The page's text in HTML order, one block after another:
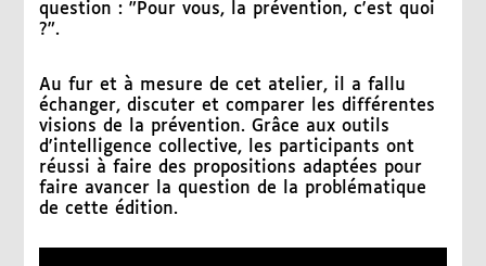
question : "Pour vous, la prévention, c'est quoi
?".
Au fur et à mesure de cet atelier, il a fallu
échanger, discuter et comparer les différentes
visions de la prévention. Grâce aux outils
d'intelligence collective, les participants ont
réussi à faire des propositions adaptées pour
faire avancer la question de la problématique
de cette édition.